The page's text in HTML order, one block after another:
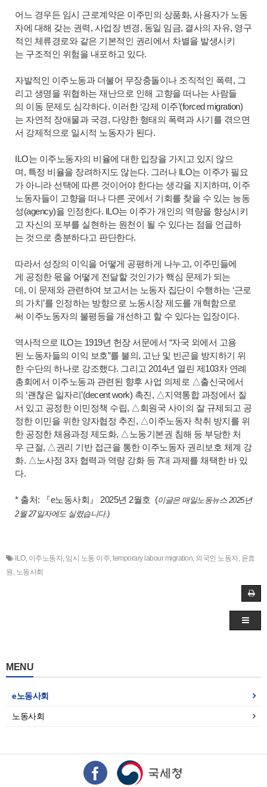
어느 경우든 임시 근로계약은 이주민의 상품화, 사용자가 노동
자에 대해 갖는 권력, 사업장 변경, 동일 임금, 결사의 자유, 영구
적인 체류경로와 같은 기본적인 권리에서 차별을 발생시키
는 구조적인 위험을 내포하고 있다.
자발적인 이주노동과 더불어 무장충돌이나 조직적인 폭력, 그
리고 생명을 위협하는 재난으로 인해 고향을 떠나는 사람들
의 이동 문제도 심각하다. 이러한 ‘강제 이주’(forced migration)
는 자연적 장애물과 국경, 다양한 형태의 폭력과 사기를 겪으면
서 강제적으로 일시적 노동자가 된다.
ILO는 이주노동자의 비율에 대한 입장을 가지고 있지 않으
며, 특정 비율을 장려하지도 않는다. 그러나 ILO는 이주가 필요
가 아니라 선택에 따른 것이어야 한다는 생각을 지지하며, 이주
노동자들이 고향을 떠나 다른 곳에서 기회를 찾을 수 있는 능동
성(agency)을 인정한다. ILO는 이주가 개인의 역량을 향상시키
고 자신의 포부를 실현하는 원천이 될 수 있다는 점을 언급하
는 것으로 충분하다고 판단한다.
따라서 성장의 이익을 어떻게 공평하게 나누고, 이주민들에
게 공정한 몫을 어떻게 전달할 것인가가 핵심 문제가 되는
데, 이 문제와 관련하여 보고서는 노동자 집단이 수행하는 ‘근로
의 가치’를 인정하는 방향으로 노동시장 제도를 개혁함으로
써 이주노동자의 불평등을 개선하고 할 수 있다는 입장이다.
역사적으로 ILO는 1919년 헌장 서문에서 “자국 외에서 고용
된 노동자들의 이익 보호”를 불의, 고난 및 빈곤을 방지하기 위
한 수단의 하나로 강조했다. 그리고 2014년 열린 제103차 연례
총회에서 이주노동과 관련된 향후 사업 의제로 △출신국에서
의 ‘괜찮은 일자리’(decent work) 촉진, △지역통합 과정에서 질
서 있고 공정한 이민정책 수립, △회원국 사이의 잘 규제되고 공
정한 이민을 위한 양자협정 추진, △이주노동자 착취 방지를 위
한 공정한 채용과정 제도화, △ 노동기본권 침해 등 부당한 처
우 근절, △권리 기반 접근을 통한 이주노동자 권리보호 체계 강
화. △노사정 3자 협력과 역량 강화 등 7대 과제를 채택한 바 있
다.
* 출처: 『e노동사회』 2025년 2월호 (이글은 매일노동뉴스 2025년
2월 27일자에도 실렸습니다.)
ILO, 이주노동자, 임시 노동 이주,temporary labour migration, 외국인 노동자, 윤효
원 , 노동사회
MENU
e노동사회
노동사회